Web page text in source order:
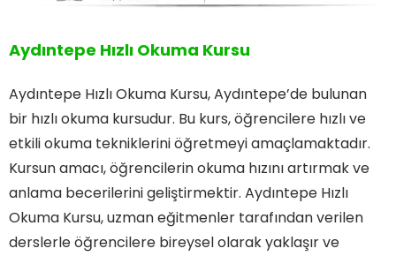
Aydıntepe Hızlı Okuma Kursu
Aydıntepe Hızlı Okuma Kursu, Aydıntepe’de bulunan
bir hızlı okuma kursudur. Bu kurs, öğrencilere hızlı ve
etkili okuma tekniklerini öğretmeyi amaçlamaktadır.
Kursun amacı, öğrencilerin okuma hızını artırmak ve
anlama becerilerini geliştirmektir. Aydıntepe Hızlı
Okuma Kursu, uzman eğitmenler tarafından verilen
derslerle öğrencilere bireysel olarak yaklaşır ve